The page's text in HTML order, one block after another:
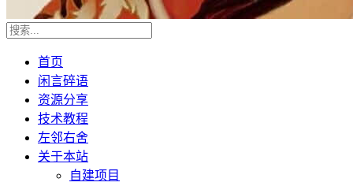
首页
闲言碎语
资源分享
技术教程
左邻右舍
关于本站
自建项目